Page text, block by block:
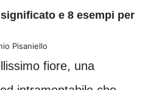
e 8 esempi per
Pisaniello
fiore, una